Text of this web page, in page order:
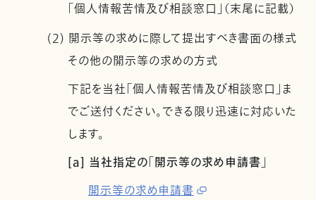
「個人情報苦情及び相談窓口」（末尾に記載）
(2) 開示等の求めに際して提出すべき書面の様式
その他の開示等の求めの方式
下記を当社「個人情報苦情及び相談窓口」ま
でご送付ください。できる限り迅速に対応いた
します。
[a] 当社指定の「開示等の求め申請書」
開示等の求め申請書